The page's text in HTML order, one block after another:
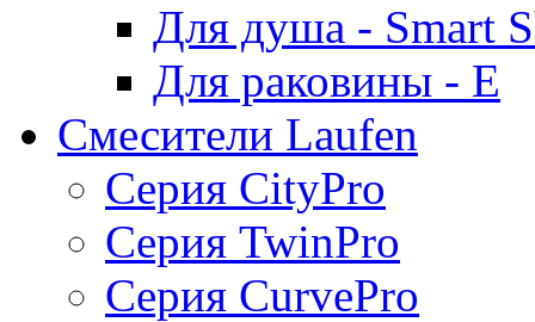
Для душа - Smart
Для раковины - E
Смесители Laufen
Серия CityPro
Серия TwinPro
Серия CurvePro